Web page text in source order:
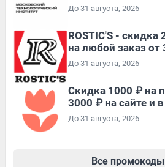
До 31 августа, 2026
ROSTIC'S -
на любой заказ от
До 31 августа, 2026
Скидка 1000 ₽ на
3000 ₽ на сайте и
До 31 августа, 2026
Все промокоды